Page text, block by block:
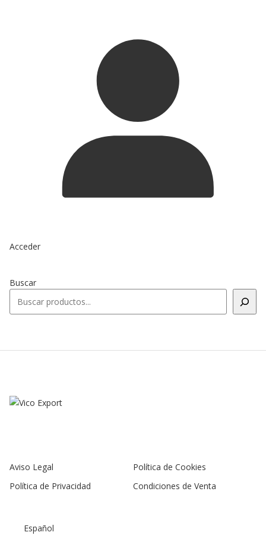
Acceder
Buscar
Aviso Legal
Política de Cookies
Política de Privacidad
Condiciones de Venta
Español